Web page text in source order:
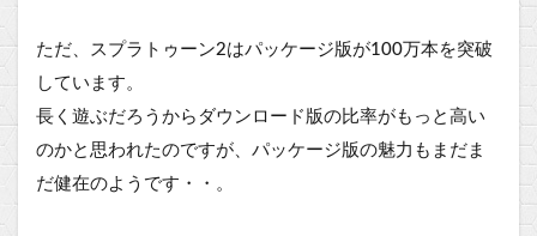
ただ、スプラトゥーン2はパッケージ版が100万本を突破
しています。
長く遊ぶだろうからダウンロード版の比率がもっと高い
のかと思われたのですが、パッケージ版の魅力もまだま
だ健在のようです・・。